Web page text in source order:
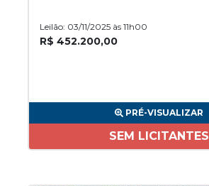
Leilão: 03/11/2025 às 11h00
R$ 452.200,00
PRÉ-VISUALIZAR
SEM LICITANTES